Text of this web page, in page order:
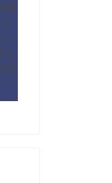
険
説